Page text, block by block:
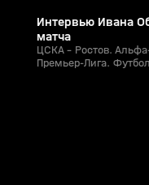
Интервью Ивана
матча
ЦСКА - Ростов.
Премьер-Лига. Футбол
29 янв 2023, 14:52